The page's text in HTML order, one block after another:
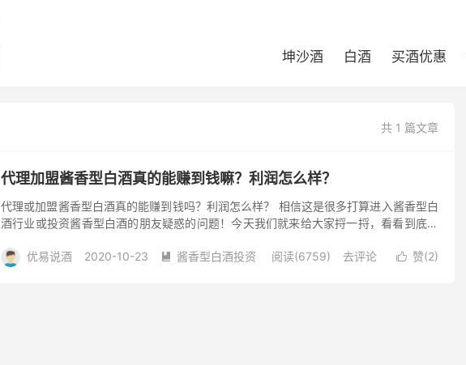
坤沙酒 白酒 买酒优惠
共 1 篇文章
代理加盟酱香型白酒真的能赚到钱嘛？利润怎么样？
代理或加盟酱香型白酒真的能赚到钱吗？利润怎么样？ 相信这是很多打算进入酱香型白
酒行业或投资酱香型白酒的朋友疑惑的问题！今天我们就来给大家捋一捋，看看到底酱
上更少不...
 赞(2)
优易说酒 2020-10-23  酱香型白酒投资 阅读(6759) 去评论